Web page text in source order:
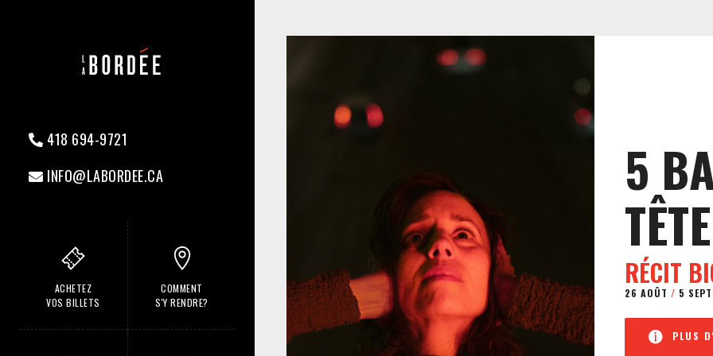
418 694-9721
INFO@LABORDEE.CA
ACHETEZ
VOS BILLETS
COMMENT
S'Y RENDRE?
5
TÊTE
RÉCIT
26 AOÛT / 5
PLUS